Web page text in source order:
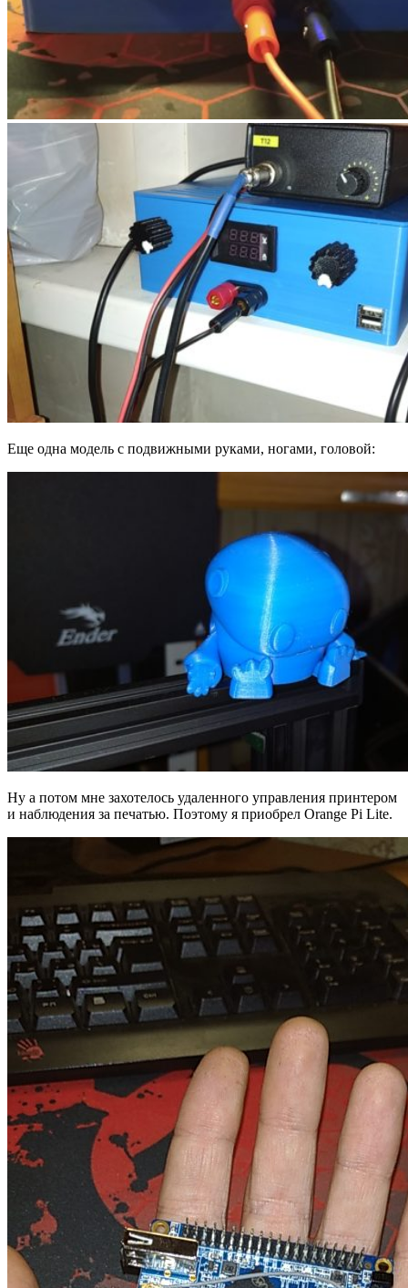
Еще одна модель с подвижными руками, ногами, головой:
Ну а потом мне захотелось удаленного управления принтером
и наблюдения за печатью. Поэтому я приобрел Orange Pi Lite.